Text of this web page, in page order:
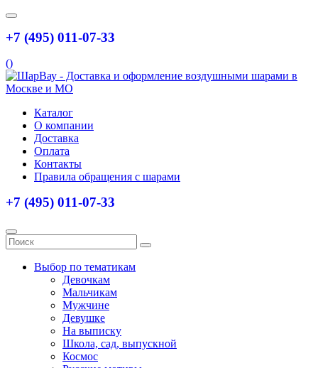
+7 (495) 011-07-33
()
Каталог
О компании
Доставка
Оплата
Контакты
Правила обращения с шарами
+7 (495) 011-07-33
Выбор по тематикам
Девочкам
Мальчикам
Мужчине
Девушке
На выписку
Школа, сад, выпускной
Космос